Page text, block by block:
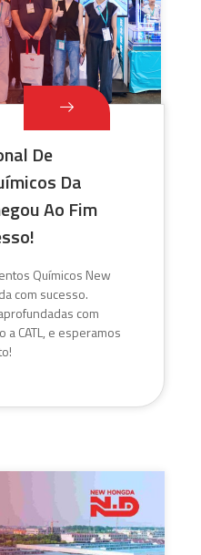
De
Da
Ao Fim
Químicos New
com sucesso.
com
CATL, e esperamos